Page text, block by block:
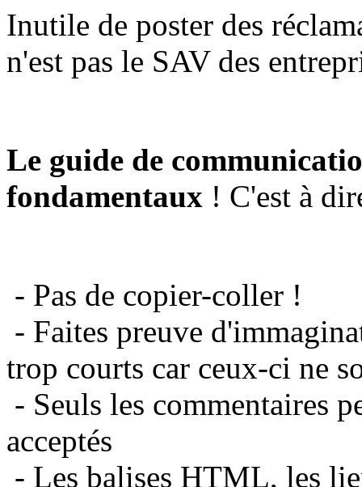
Inutile de poster des
n'est pas le SAV des
Le guide de
fondamentaux ! C'est à
- Pas de copier-coller !
- Faites preuve
trop courts car ceux-ci ne
- Seuls les commentaires
acceptés
- Les balises HTML, les